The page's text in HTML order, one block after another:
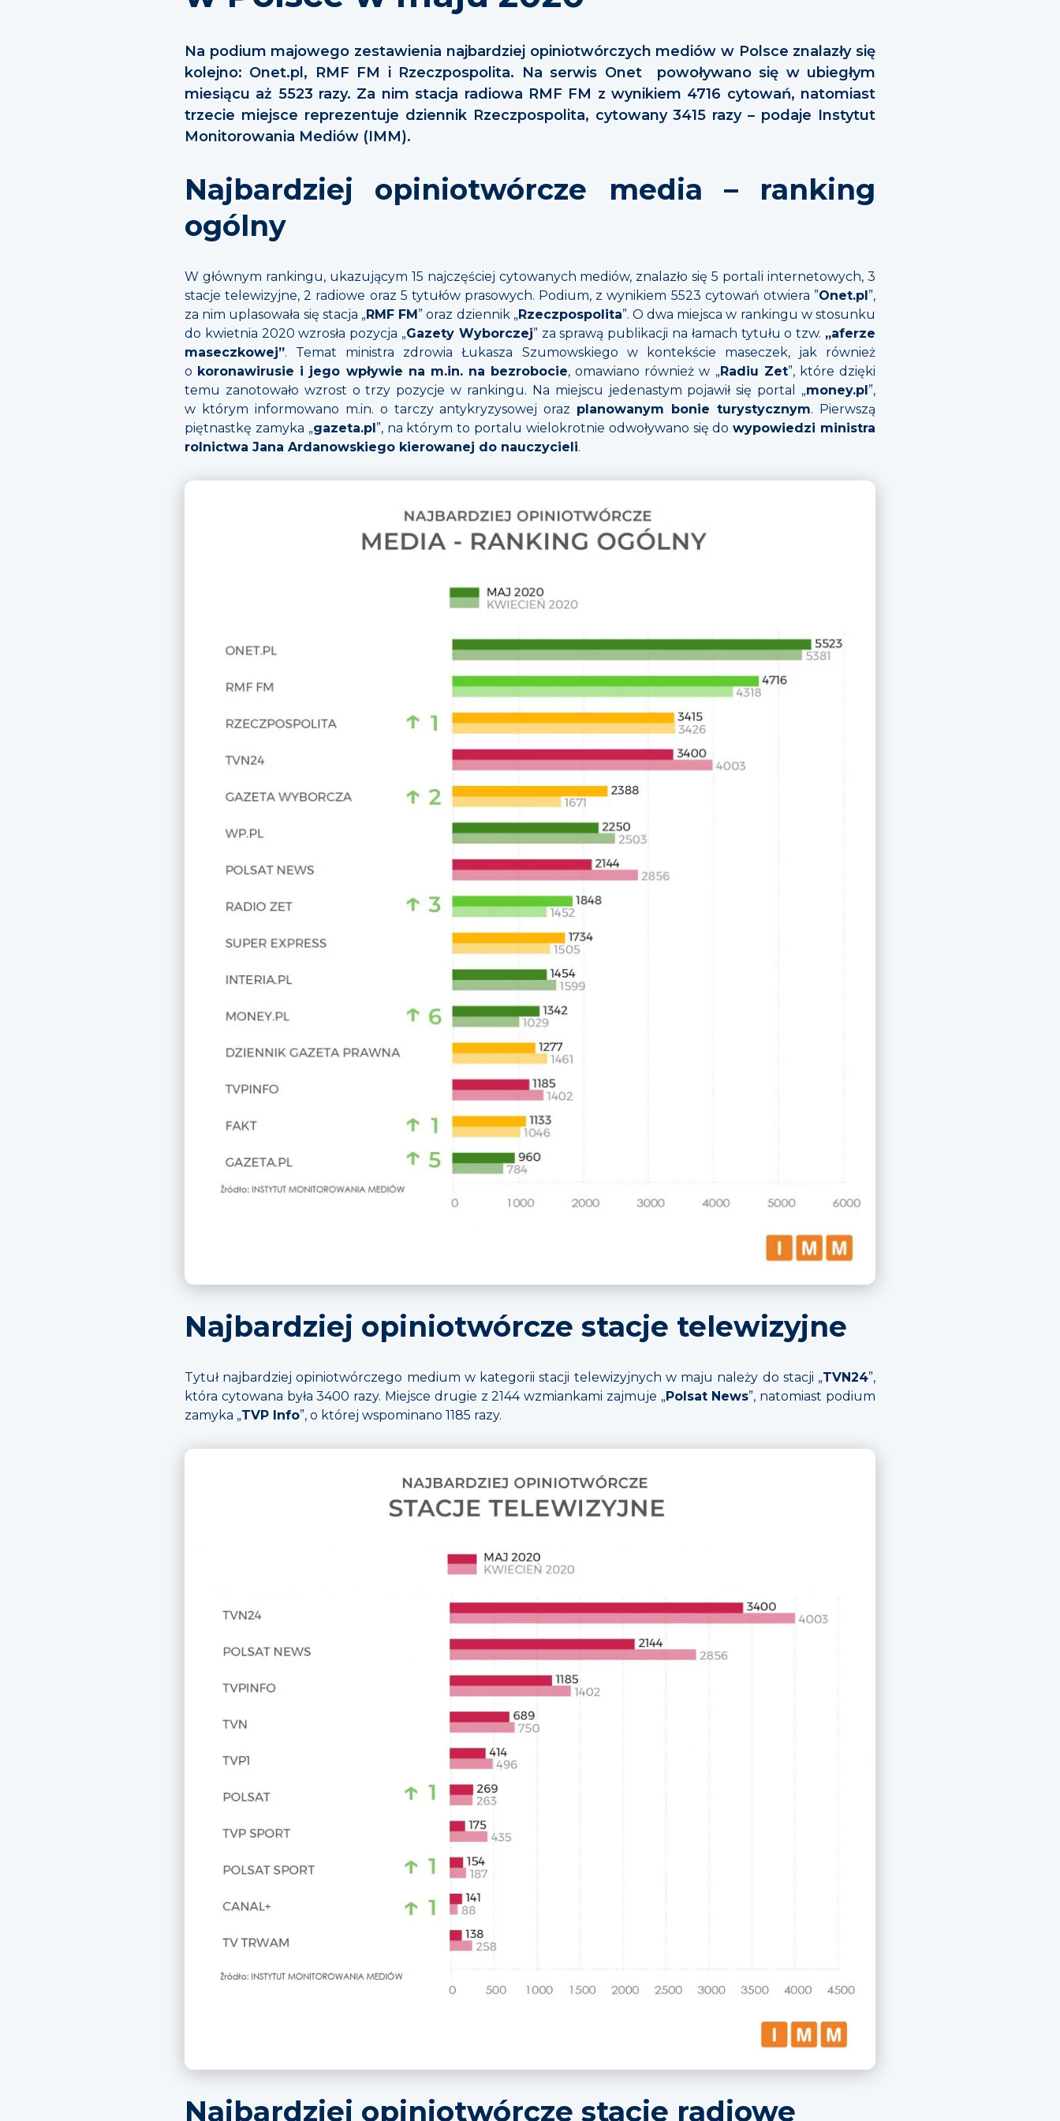
Na podium majowego zestawienia najbardziej opiniotwórczych mediów w Polsce znalazły się
kolejno: Onet.pl, RMF FM i Rzeczpospolita. Na serwis Onet powoływano się w ubiegłym
miesiącu aż 5523 razy. Za nim stacja radiowa RMF FM z wynikiem 4716 cytowań, natomiast
trzecie miejsce reprezentuje dziennik Rzeczpospolita, cytowany 3415 razy – podaje Instytut
Monitorowania Mediów (IMM).
Najbardziej opiniotwórcze media – ranking
ogólny
W głównym rankingu, ukazującym 15 najczęściej cytowanych mediów, znalazło się 5 portali internetowych, 3
stacje telewizyjne, 2 radiowe oraz 5 tytułów prasowych. Podium, z wynikiem 5523 cytowań otwiera ”Onet.pl ”,
za nim uplasowała się stacja „RMF FM ” oraz dziennik „Rzeczpospolita”. O dwa miejsca w rankingu w stosunku
do kwietnia 2020 wzrosła pozycja „Gazety Wyborczej” za sprawą publikacji na łamach tytułu o tzw. „aferze
maseczkowej”. Temat ministra zdrowia Łukasza Szumowskiego w kontekście maseczek, jak również
o koronawirusie i jego wpływie na m.in. na bezrobocie, omawiano również w „Radiu Zet”, które dzięki
temu zanotowało wzrost o trzy pozycje w rankingu. Na miejscu jedenastym pojawił się portal „money.pl ”,
w którym informowano m.in. o tarczy antykryzysowej oraz planowanym bonie turystycznym. Pierwszą
piętnastkę zamyka „gazeta.pl ”, na którym to portalu wielokrotnie odwoływano się dowypowiedzi ministra
rolnictwa Jana Ardanowskiego kierowanej do nauczycieli.
Najbardziej opiniotwórcze stacje telewizyjne
Tytuł najbardziej opiniotwórczego medium w kategorii stacji telewizyjnych w maju należy do stacji „TVN24”,
która cytowana była 3400 razy. Miejsce drugie z 2144 wzmiankami zajmuje „Polsat News”, natomiast podium
zamyka „TVP Info”, o której wspominano 1185 razy.
Najbardziej opiniotwórcze stacje radiowe